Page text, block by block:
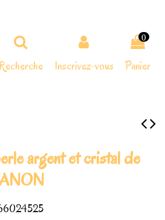
Inscrivez-vous
0
Panier
argent et cristal de